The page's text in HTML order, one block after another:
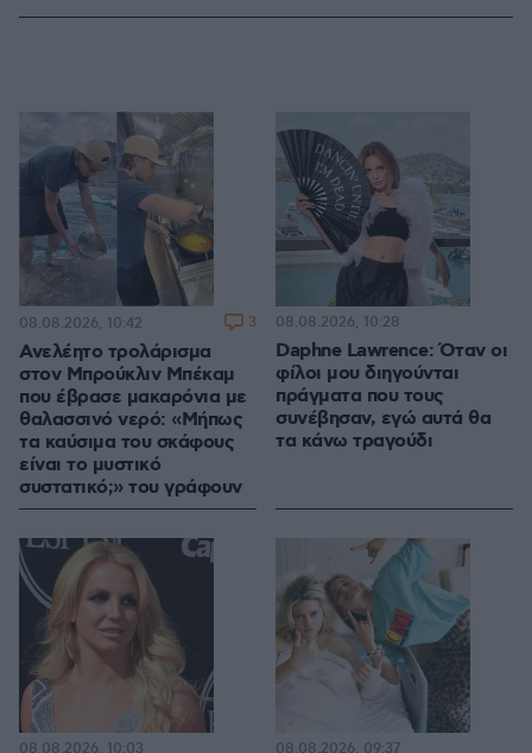
Ανελέητο τρολάρισμα
στον Μπρούκλιν Μπέκαμ
που έβρασε μακαρόνια με
θαλασσινό νερό: «Μήπως
τα καύσιμα του σκάφους
είναι το μυστικό
συστατικό;» του γράφουν
08.08.2026, 10:42 3
Daphne Lawrence: Όταν οι
φίλοι μου διηγούνται
πράγματα που τους
συνέβησαν, εγώ αυτά θα
τα κάνω τραγούδι
08.08.2026, 10:28
08.08.2026, 10:03 08.08.2026, 09:37